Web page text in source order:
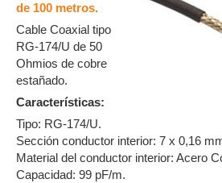
de 100 metros.
Cable Coaxial tipo
RG-174/U de 50
Ohmios de cobre
estañado.
Características:
Tipo: RG-174/U.
Sección conductor interior: 7 x 0,16
Material del conductor interior: Acero
Capacidad: 99 pF/m.